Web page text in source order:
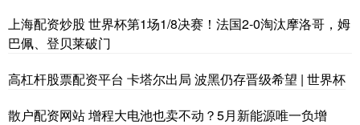
上海配资炒股 世界杯第1场1/8决赛！法国2-0淘汰摩洛哥，姆
巴佩、登贝莱破门
高杠杆股票配资平台 卡塔尔出局 波黑仍存晋级希望 | 世界杯
散户配资网站 增程大电池也卖不动？5月新能源唯一负增